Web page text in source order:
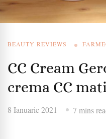
BEAUTY REVIEWS
CC Cream
crema CC
8 Ianuarie 2021 7 mins